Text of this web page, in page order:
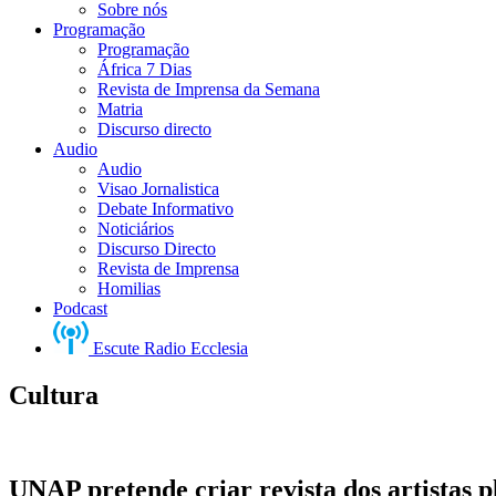
Sobre nós
Programação
Programação
África 7 Dias
Revista de Imprensa da Semana
Matria
Discurso directo
Audio
Audio
Visao Jornalistica
Debate Informativo
Noticiários
Discurso Directo
Revista de Imprensa
Homilias
Podcast
Escute Radio Ecclesia
Cultura
UNAP pretende criar revista dos artistas